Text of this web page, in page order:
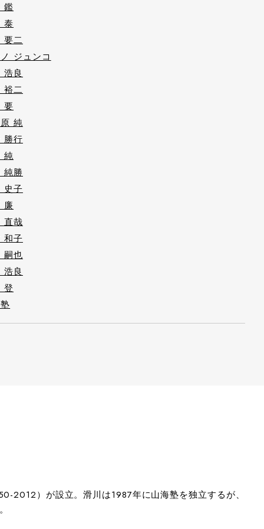
鑑
泰
要二
ジュンコ
浩良
裕二
要
純
勝行
純
純勝
史子
廉
直哉
和子
嗣也
浩良
登
2012）が設立。滑川は1987年に山海塾を独立するが、